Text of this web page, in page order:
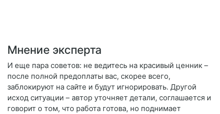
Мнение эксперта
И еще пара советов: не ведитесь на красивый ценник –
после полной предоплаты вас, скорее всего,
заблокируют на сайте и будут игнорировать. Другой
исход ситуации – автор уточняет детали, соглашается и
говорит о том, что работа готова, но поднимает